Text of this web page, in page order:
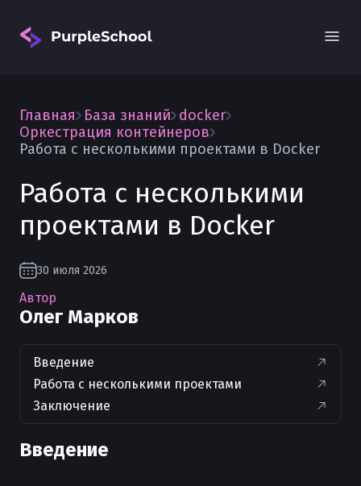
Вход
Главная База знаний docker
Оркестрация контейнеров
Работа с несколькими проектами в Docker
Работа с несколькими
проектами в Docker
30 июля 2026
Автор
Олег Марков
Введение
Работа с несколькими проектами
Заключение
Введение